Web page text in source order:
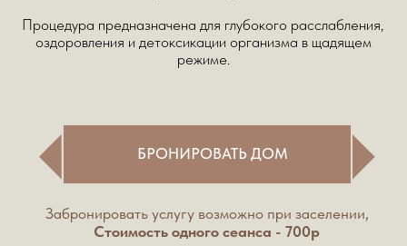
ДЛЯ ИММУНИТЕТА И
ДЕТОКСИКАЦИИ:
Повышает общую сопротивляемость